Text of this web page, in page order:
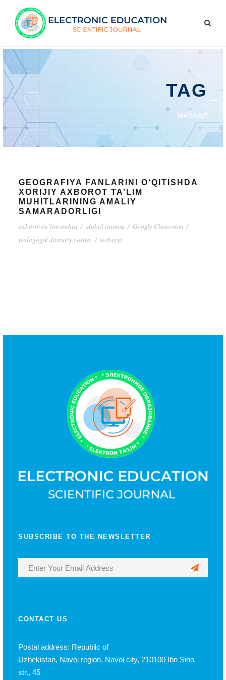
TAG
websayt
GEOGRAFIYA FANLARINI O‘QITISHDA
XORIJIY AXBOROT TA’LIM
MUHITLARINING AMALIY
SAMARADORLIGI
axborot-ta’lim muhiti / global tarmoq / Google Classroom /
pedagogik dasturiy vosita. / websayt
SUBSCRIBE TO THE NEWSLETTER
CONTACT US
Postal address: Republic of
Uzbekistan, Navoi region, Navoi city, 210100 Ibn Sino
str., 45